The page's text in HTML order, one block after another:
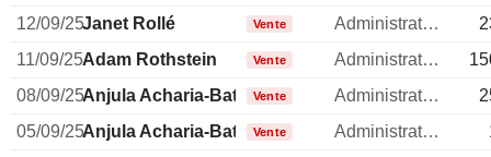
12/09/25Janet Rollé Vente Administrateur
11/09/25Adam Rothstein Vente Administrateur
08/09/25Anjula Acharia-Bath Vente Administrateur
05/09/25Anjula Acharia-Bath Vente Administrateur